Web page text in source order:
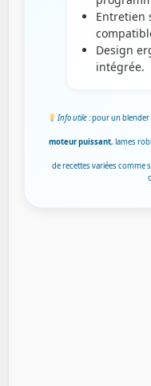
Entretien
Design
intégrée.
Info utile :pour un blender
moteur puissant, lames
de recettes variées comme